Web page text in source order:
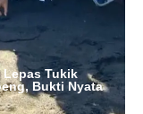
Tukik
Bukti Nyata